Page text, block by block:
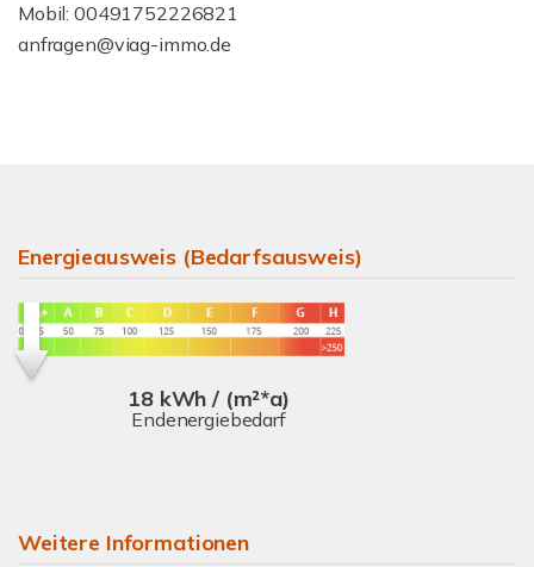
Mobil: 00491752226821
anfragen@viag-immo.de
Energieausweis (Bedarfsausweis)
18 kWh / (m²*a)
Endenergiebedarf
Weitere Informationen